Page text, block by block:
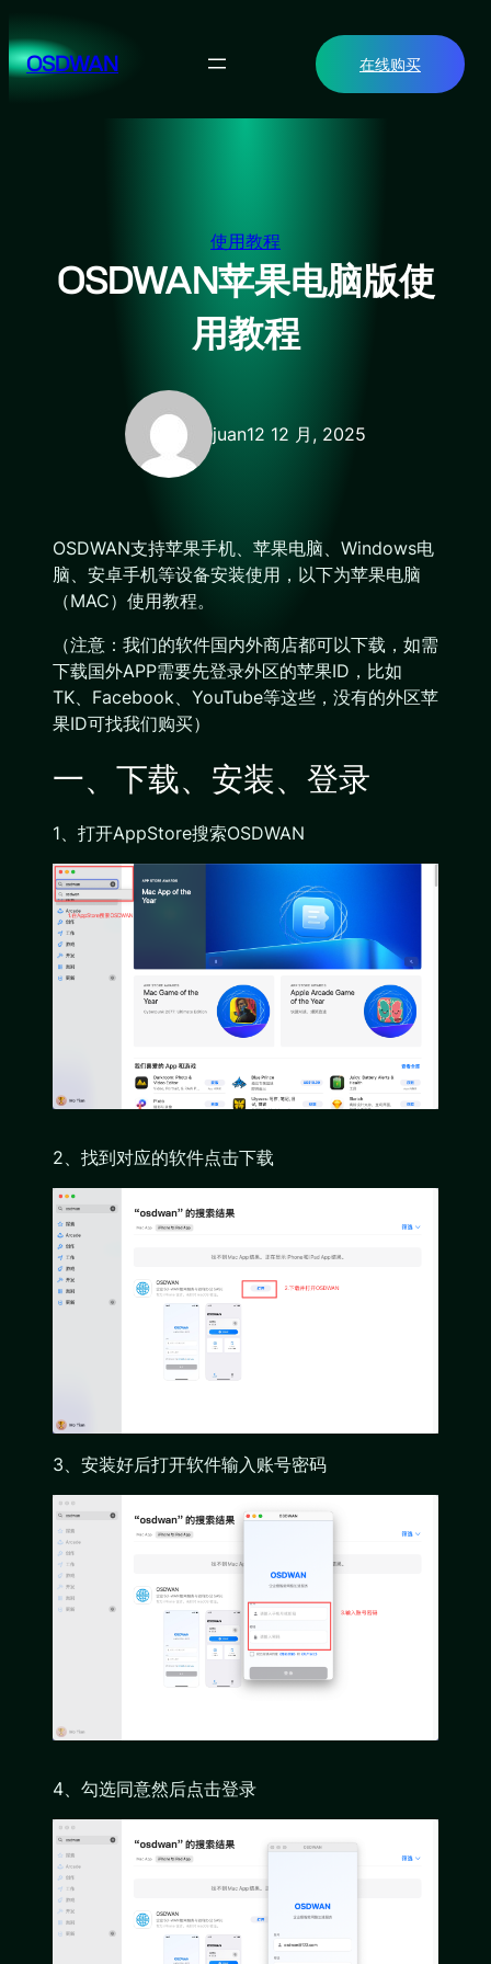
至
内OSDWAN 在线购买
使用教程
OSDWAN苹果电脑版使
用教程
juan12 12 月, 2025
OSDWAN支持苹果手机、苹果电脑、Windows电
脑、安卓手机等设备安装使用，以下为苹果电脑
（MAC）使用教程。
（注意：我们的软件国内外商店都可以下载，如需
下载国外APP需要先登录外区的苹果ID，比如
TK、Facebook、YouTube等这些，没有的外区苹
果ID可找我们购买）
一、下载、安装、登录
1、打开AppStore搜索OSDWAN
2、找到对应的软件点击下载
3、安装好后打开软件输入账号密码
4、勾选同意然后点击登录